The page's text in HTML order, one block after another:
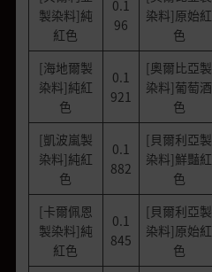
製染料]純
紅色
0.1
96
染料]原始紅
色
[海地爾製
染料]純紅
色
0.1
921
[奧爾比亞製
染料]葡萄酒
色
[凱波嵐製
染料]純紅
色
0.1
882
[貝爾利亞製
染料]鮮豔紅
色
[卡爾佩恩
製染料]純
紅色
0.1
845
[貝爾利亞製
染料]原始紅
色